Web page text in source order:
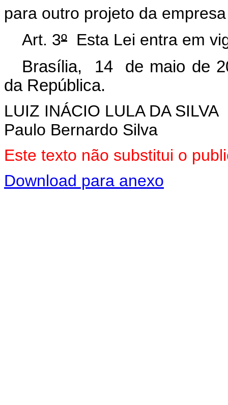
para outro projeto da
Art. 3º Esta Lei entra em
Brasília, 14 de maio de
da República.
LUIZ INÁCIO LULA DA SILVA
Paulo Bernardo Silva
Este texto não substitui o
Download para anexo